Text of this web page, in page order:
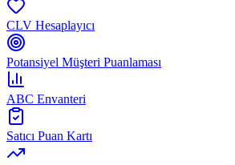
CLV Hesaplayıcı
Potansiyel Müşteri Puanlaması
ABC Envanteri
Satıcı Puan Kartı